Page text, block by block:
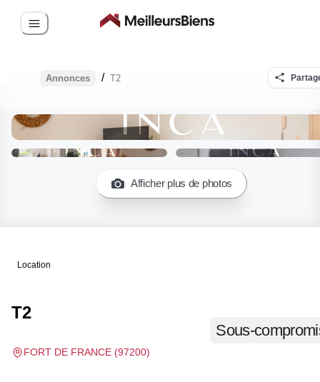
Annonces / T2
Afficher plus de photos
Location
T2
FORT DE FRANCE (97200)
Sous-